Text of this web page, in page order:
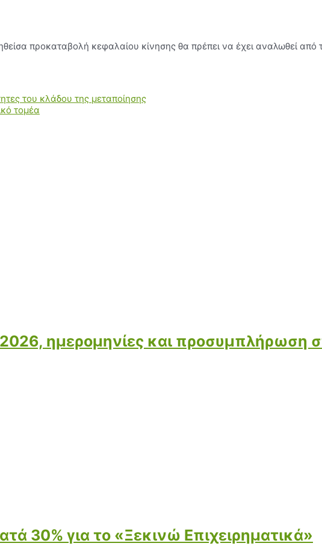
προκαταβολή κεφαλαίου κίνησης θα πρέπει να έχει αναλωθεί από
του κλάδου της μεταποίησης
τομέα
ημερομηνίες και προσυμπλήρωση
30% για το «Ξεκινώ Επιχειρηματικά»